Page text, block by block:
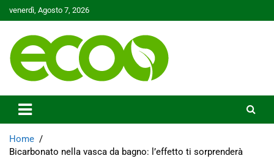
to
venerdì, Agosto 7, 2026
Ecoo.it
Home
Bicarbonato nella vasca da bagno: l’effetto ti sorprenderà